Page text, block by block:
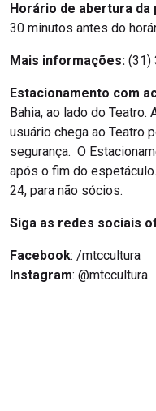
Horário de abertura da
30 minutos antes do
Mais informações: (31)
Estacionamento com
Bahia, ao lado do
usuário chega ao Teatro
segurança. O
após o fim do
24, para não sócios.
Siga as redes sociais
Facebook: /mtccultura
Instagram: @mtccultura